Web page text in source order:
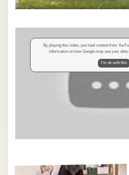
By playing this video, you load content from
information on how Google may use your data
I'm ok with this